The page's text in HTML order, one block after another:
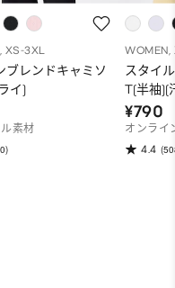
XS-3XL
ブレンドキャミソ
イ)
素材
WOMEN,
スタイ
T(半袖)(
¥790
オンライ
4.4